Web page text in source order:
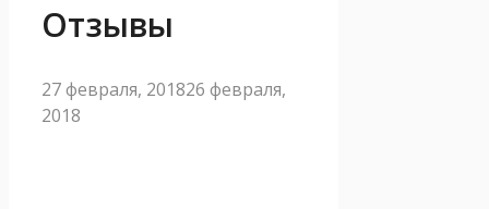
Отзывы
27 февраля, 201826 февраля,
2018